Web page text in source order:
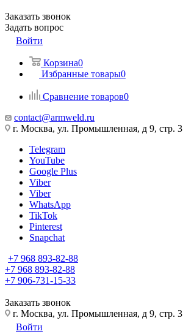
Заказать звонок
Задать вопрос
Войти
Корзина0
Избранные товары0
Сравнение товаров0
contact@armweld.ru
г. Москва, ул. Промышленная, д 9, стр. 3
Telegram
YouTube
Google Plus
Viber
Viber
WhatsApp
TikTok
Pinterest
Snapchat
+7 968 893-82-88
+7 968 893-82-88
+7 906-731-15-33
Заказать звонок
г. Москва, ул. Промышленная, д 9, стр. 3
Войти